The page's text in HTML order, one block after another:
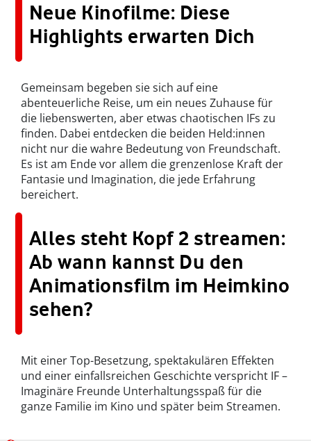
Neue Kinofilme: Diese
Highlights erwarten Dich
Gemeinsam begeben sie sich auf eine
abenteuerliche Reise, um ein neues Zuhause für
die liebenswerten, aber etwas chaotischen IFs zu
finden. Dabei entdecken die beiden Held:innen
nicht nur die wahre Bedeutung von Freundschaft.
Es ist am Ende vor allem die grenzenlose Kraft der
Fantasie und Imagination, die jede Erfahrung
bereichert.
Alles steht Kopf 2 streamen:
Ab wann kannst Du den
Animationsfilm im Heimkino
sehen?
Mit einer Top-Besetzung, spektakulären Effekten
und einer einfallsreichen Geschichte verspricht IF –
Imaginäre Freunde Unterhaltungsspaß für die
ganze Familie im Kino und später beim Streamen.